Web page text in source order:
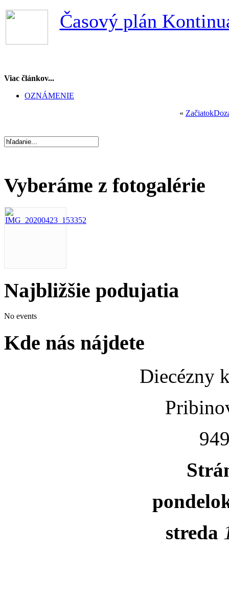
Časový plán
Viac článkov...
OZNÁMENIE
« Začiatok
Vyberáme z fotogalérie
Najbližšie podujatia
No events
Kde nás nájdete
Diecézny
streda